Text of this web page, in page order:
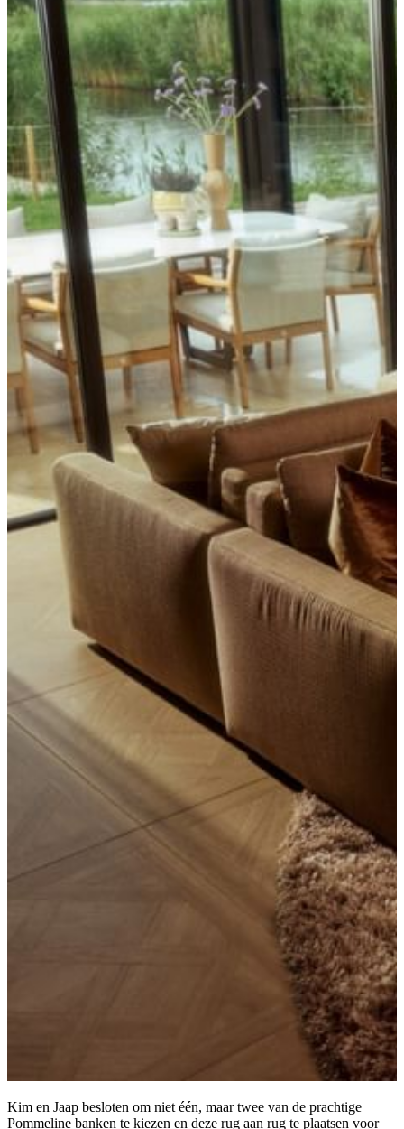
Kim en Jaap besloten om niet één, maar twee van de prachtige
Pommeline banken te kiezen en deze rug aan rug te plaatsen voor